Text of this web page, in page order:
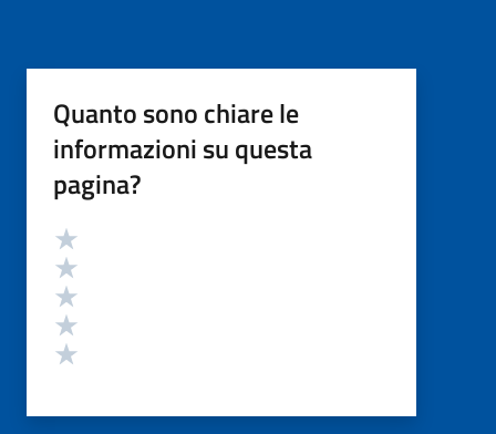
Quanto sono chiare le
informazioni su questa
pagina?
Valutazione